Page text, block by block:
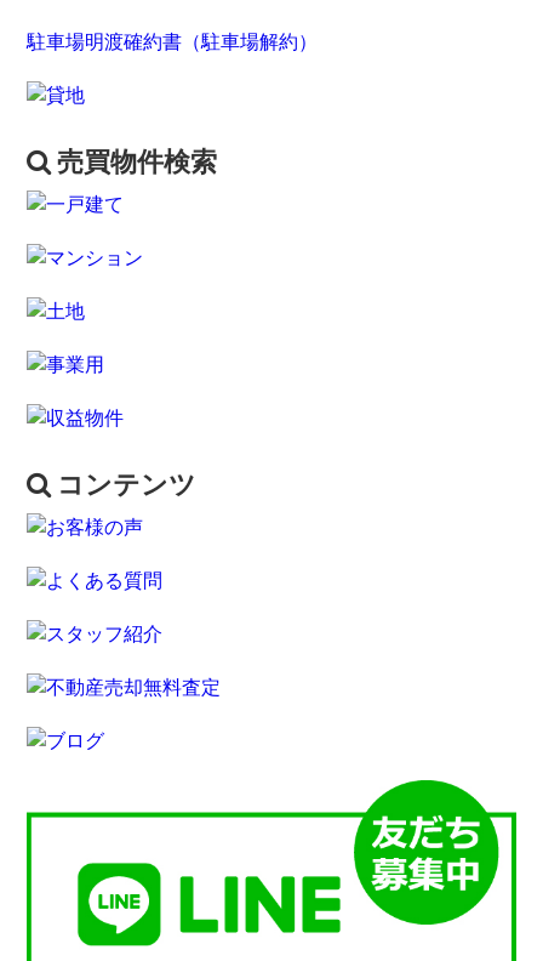
駐車場明渡確約書（駐車場解約）
売買物件検索
コンテンツ